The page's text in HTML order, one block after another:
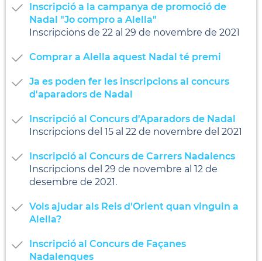
Inscripció a la campanya de promoció de
Nadal "Jo compro a Alella"
Inscripcions de 22 al 29 de novembre de 2021
Comprar a Alella aquest Nadal té premi
Ja es poden fer les inscripcions al concurs
d'aparadors de Nadal
Inscripció al Concurs d'Aparadors de Nadal
Inscripcions del 15 al 22 de novembre del 2021
Inscripció al Concurs de Carrers Nadalencs
Inscripcions del 29 de novembre al 12 de
desembre de 2021.
Vols ajudar als Reis d'Orient quan vinguin a
Alella?
Inscripció al Concurs de Façanes
Nadalenques